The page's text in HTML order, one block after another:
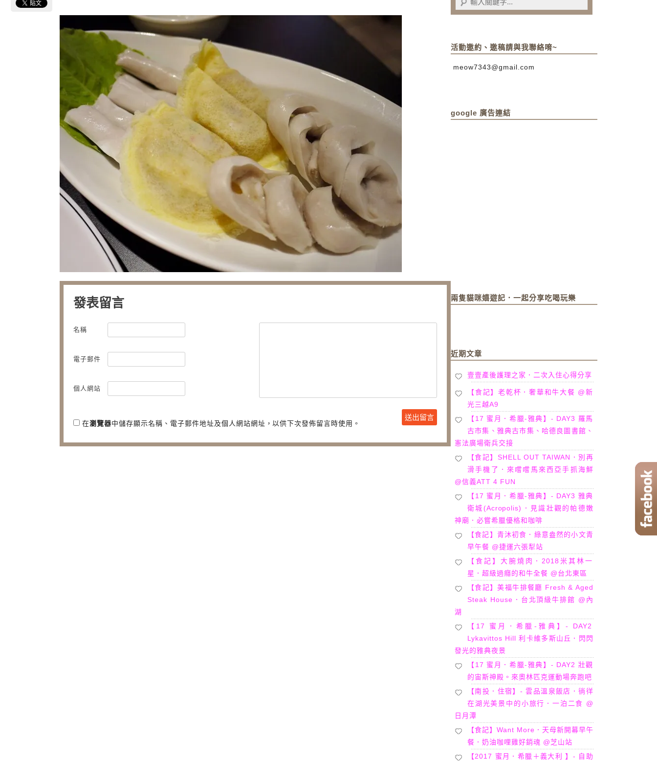
發表留言
名稱
電子郵件
個人網站
在瀏覽器中儲存顯示名稱、電子郵件地址及個人網站網址，以供下次發佈留言時使用。
活動邀約、邀稿請與我聯絡唷~
meow7343@gmail.com
google 廣告連結
兩隻貓咪嬉遊記．一起分享吃喝玩樂
近期文章
壹壹產後護理之家．二次入住心得分享
【食記】老乾杯．奢華和牛大餐 @新
光三越A9
【17 蜜月．希臘-雅典】- DAY3 羅馬
古市集、雅典古市集、哈德良圖書館、
憲法廣場衛兵交接
【食記】SHELL OUT TAIWAN．別再
滑手機了．來嚐嚐馬來西亞手抓海鮮
@信義ATT 4 FUN
【17 蜜月．希臘-雅典】- DAY3 雅典
衛城(Acropolis)．見識壯觀的帕德嫩
神廟．必嘗希臘優格和咖啡
【食記】青沐初食．綠意盎然的小文青
早午餐 @捷運六張犁站
【食記】大腕燒肉．2018米其林一
星．超級過癮的和牛全餐 @台北東區
【食記】美福牛排餐廳 Fresh & Aged
Steak House．台北頂級牛排館 @內
湖
【17 蜜月．希臘-雅典】- DAY2
Lykavittos Hill 利卡維多斯山丘．閃閃
發光的雅典夜景
【17 蜜月．希臘-雅典】- DAY2 壯觀
的宙斯神殿。來奧林匹克運動場奔跑吧
【南投．住宿】- 雲品溫泉飯店．徜徉
在湖光美景中的小旅行．一泊二食 @
日月潭
【食記】Want More．天母新開幕早午
餐．奶油咖哩雞好銷魂 @芝山站
【2017 蜜月．希臘＋義大利 】- 自助